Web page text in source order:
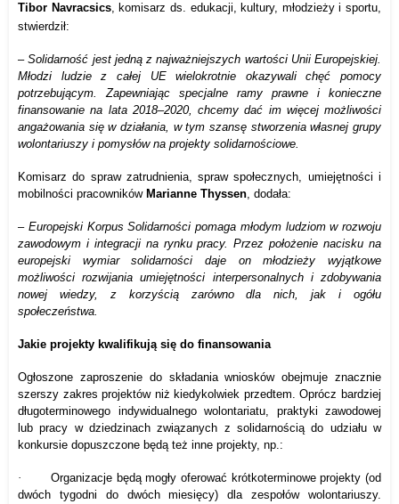
Tibor Navracsics, komisarz ds. edukacji, kultury, młodzieży i sportu,
stwierdził:
–Solidarność jest jedną z najważniejszych wartości Unii Europejskiej.
Młodzi ludzie z całej UE wielokrotnie okazywali chęć pomocy
potrzebującym. Zapewniając specjalne ramy prawne i konieczne
finansowanie na lata 2018–2020, chcemy dać im więcej możliwości
angażowania się w działania, w tym szansę stworzenia własnej grupy
wolontariuszy i pomysłów na projekty solidarnościowe.
Komisarz do spraw zatrudnienia, spraw społecznych, umiejętności i
mobilności pracowników Marianne Thyssen, dodała:
– Europejski Korpus Solidarności pomaga młodym ludziom w rozwoju
zawodowym i integracji na rynku pracy. Przez położenie nacisku na
europejski wymiar solidarności daje on młodzieży wyjątkowe
możliwości rozwijania umiejętności interpersonalnych i zdobywania
nowej wiedzy, z korzyścią zarówno dla nich, jak i ogółu
społeczeństwa.
Jakie projekty kwalifikują się do finansowania
Ogłoszone zaproszenie do składania wniosków obejmuje znacznie
szerszy zakres projektów niż kiedykolwiek przedtem. Oprócz bardziej
długoterminowego indywidualnego wolontariatu, praktyki zawodowej
lub pracy w dziedzinach związanych z solidarnością do udziału w
konkursie dopuszczone będą też inne projekty, np.:
·
Organizacje będą mogły oferować krótkoterminowe projekty (od
dwóch tygodni do dwóch miesięcy) dla zespołów wolontariuszy.